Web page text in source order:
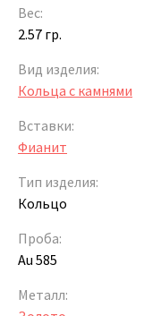
Вес:
2.57 гр.
Вид изделия:
Кольца с камнями
Вставки:
Фианит
Тип изделия:
Кольцо
Проба:
Au 585
Металл: